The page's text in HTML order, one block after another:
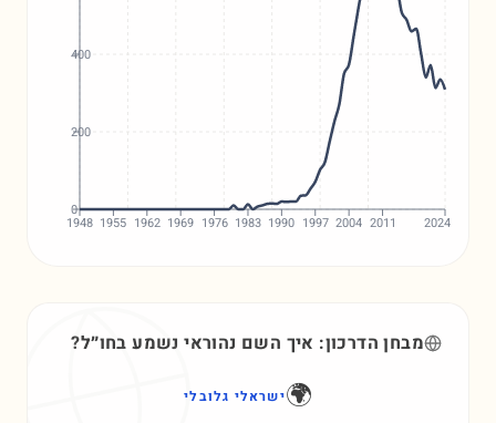
1948 1955 1962 1969 1976 1983 1990 1997 2004 2011 2024
0
200
400
מבחן הדרכון: איך השם נהוראינשמע בחו״ל?
🌍ישראלי גלובלי